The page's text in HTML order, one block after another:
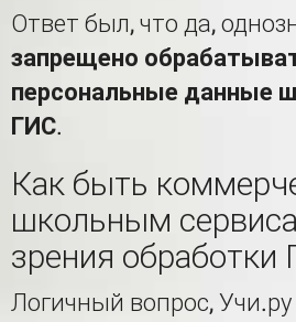
Ответ был, что да,
запрещено
персональные данные
ГИС.
Как быть
школьным
зрения обработки
Логичный вопрос,